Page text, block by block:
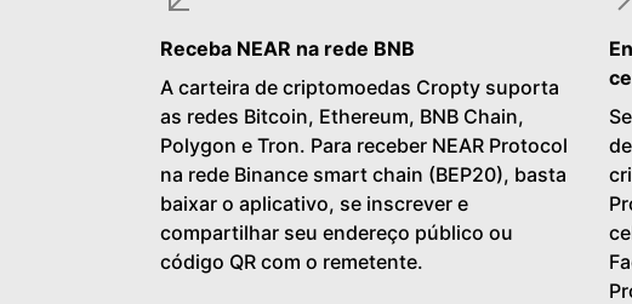
Receba NEAR na rede BNB
A carteira de criptomoedas Cropty suporta
as redes Bitcoin, Ethereum, BNB Chain,
Polygon e Tron. Para receber NEAR Protocol
na rede Binance smart chain (BEP20), basta
baixar o aplicativo, se inscrever e
compartilhar seu endereço público ou
código QR com o remetente.